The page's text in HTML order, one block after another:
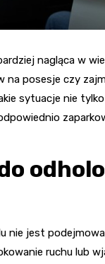
nagląca w
posesje czy
sytuacje nie
nie jest
ruchu lub